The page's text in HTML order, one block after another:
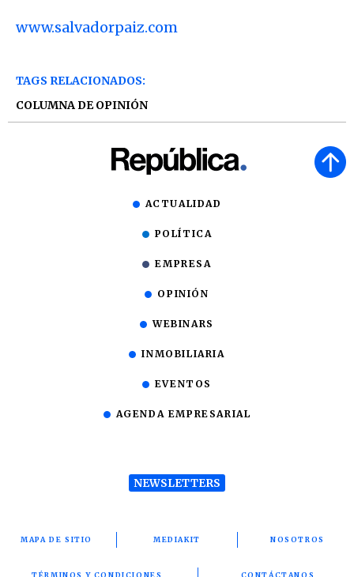
www.salvadorpaiz.com
TAGS RELACIONADOS:
COLUMNA DE OPINIÓN
ACTUALIDAD
POLÍTICA
EMPRESA
OPINIÓN
WEBINARS
INMOBILIARIA
EVENTOS
AGENDA EMPRESARIAL
NEWSLETTERS
MAPA DE SITIO MEDIAKIT NOSOTROS
TÉRMINOS Y CONDICIONES CONTÁCTANOS